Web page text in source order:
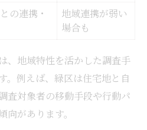
の連携・
地域連携が弱い
場合も
、地域特性を活かした調査手
。例えば、緑区は住宅地と自
査対象者の移動手段や行動パ
向があります。